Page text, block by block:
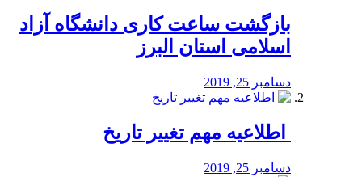
بازگشت ساعت کاری دانشگاه آزاد
اسلامی استان البرز
دسامبر 25, 2019
️ اطلاعیه مهم تغییر تاریخ
دسامبر 25, 2019